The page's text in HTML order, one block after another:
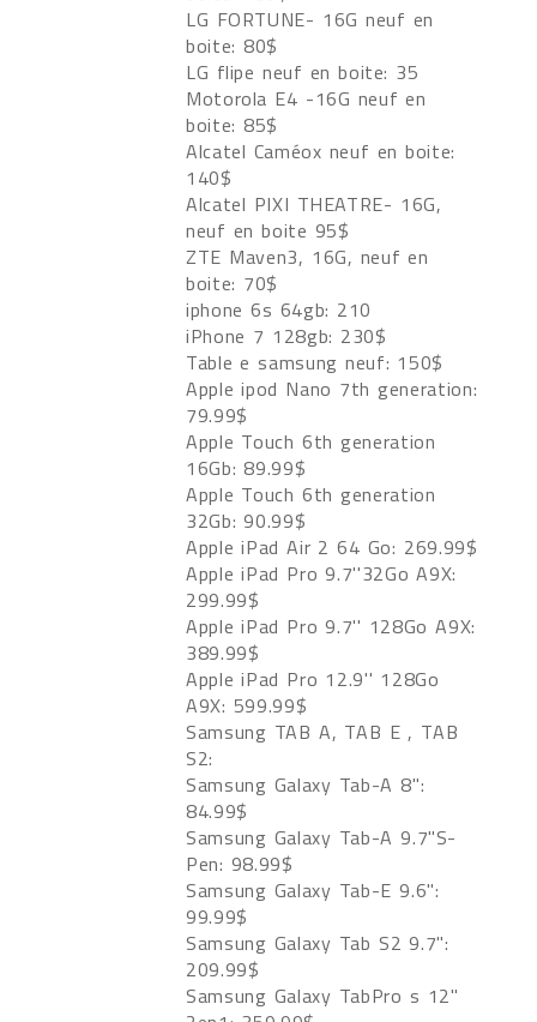
LG FORTUNE- 16G neuf en
boite: 80$
LG flipe neuf en boite: 35
Motorola E4 -16G neuf en
boite: 85$
Alcatel Caméox neuf en boite:
140$
Alcatel PIXI THEATRE- 16G,
neuf en boite 95$
ZTE Maven3, 16G, neuf en
boite: 70$
iphone 6s 64gb: 210
iPhone 7 128gb: 230$
Table e samsung neuf: 150$
Apple ipod Nano 7th generation:
79.99$
Apple Touch 6th generation
16Gb: 89.99$
Apple Touch 6th generation
32Gb: 90.99$
Apple iPad Air 2 64 Go: 269.99$
Apple iPad Pro 9.7''32Go A9X:
299.99$
Apple iPad Pro 9.7'' 128Go A9X:
389.99$
Apple iPad Pro 12.9'' 128Go
A9X: 599.99$
Samsung TAB A, TAB E , TAB
S2:
Samsung Galaxy Tab-A 8":
84.99$
Samsung Galaxy Tab-A 9.7"S-
Pen: 98.99$
Samsung Galaxy Tab-E 9.6":
99.99$
Samsung Galaxy Tab S2 9.7":
209.99$
Samsung Galaxy TabPro s 12"